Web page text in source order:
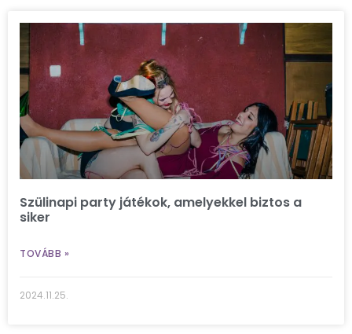
Szülinapi party játékok, amelyekkel biztos a
siker
TOVÁBB »
2024.11.25.